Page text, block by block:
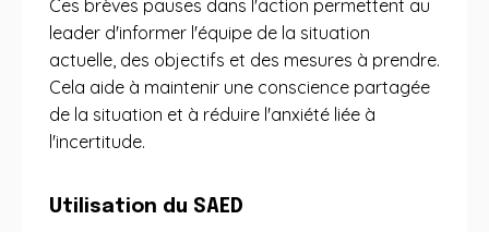
Ces brèves pauses dans l'action permettent au
leader d'informer l'équipe de la situation
actuelle, des objectifs et des mesures à prendre.
Cela aide à maintenir une conscience partagée
de la situation et à réduire l'anxiété liée à
l'incertitude.
Utilisation du SAED